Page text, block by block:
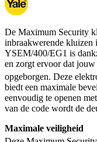
De Maximum Security
inbraakwerende kluizen
YSEM/400/EG1 is
en zorgt ervoor dat
opgeborgen. Deze
biedt een maximale
eenvoudig te openen
van de code wordt de
Maximale veiligheid